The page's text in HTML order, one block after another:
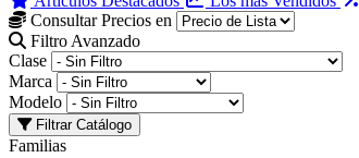
Consultar Precios en
Filtro Avanzado
Clase
Marca
Modelo
Filtrar Catálogo
Familias